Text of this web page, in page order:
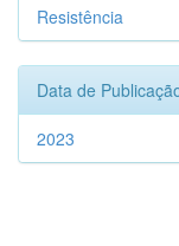
Resistência
Data de
2023